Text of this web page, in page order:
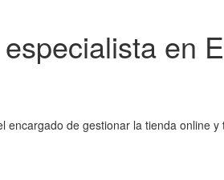
en
de gestionar la tienda